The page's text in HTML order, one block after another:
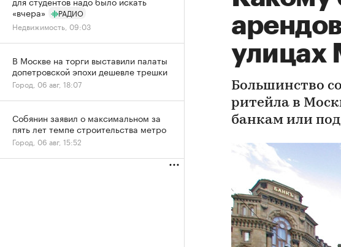
улицах
Большинство
ритейла в
банкам или
«вчера»
РАДИО
Недвижимость, 09:03
В Москве на торги выставили палаты
допетровской эпохи дешевле трешки
Город, 06 авг, 18:07
Собянин заявил о максимальном за
пять лет темпе строительства метро
Город, 06 авг, 15:52